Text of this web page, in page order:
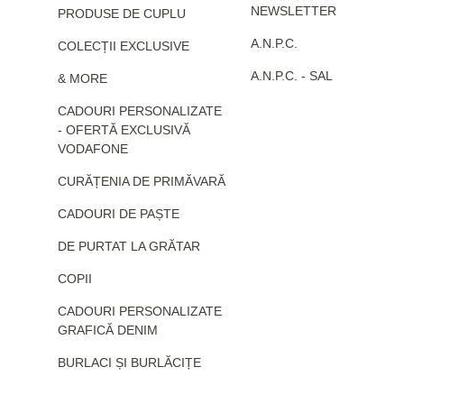
PRODUSE DE CUPLU
COLECȚII EXCLUSIVE
& MORE
CADOURI PERSONALIZATE
- OFERTĂ EXCLUSIVĂ
VODAFONE
CURĂȚENIA DE PRIMĂVARĂ
CADOURI DE PAȘTE
DE PURTAT LA GRĂTAR
COPII
CADOURI PERSONALIZATE
GRAFICĂ DENIM
BURLACI ȘI BURLĂCIȚE
NEWSLETTER
A.N.P.C.
A.N.P.C. - SAL